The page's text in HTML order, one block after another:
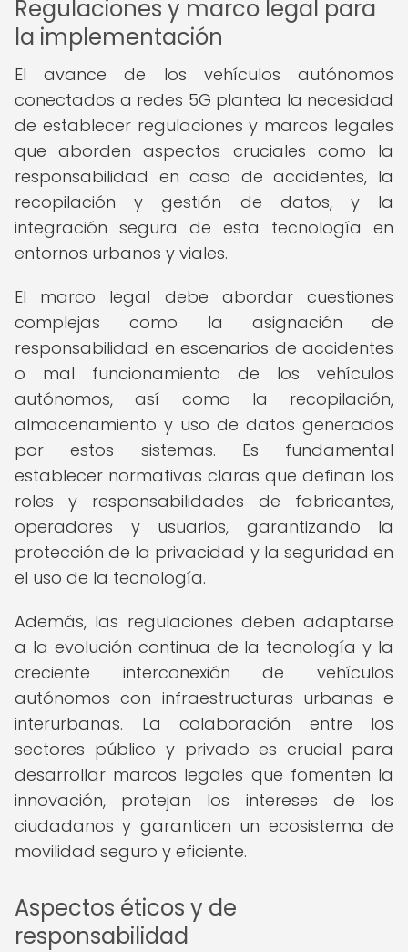
Regulaciones y marco legal para
la implementación
El avance de los vehículos autónomos
conectados a redes 5G plantea la necesidad
de establecer regulaciones y marcos legales
que aborden aspectos cruciales como la
responsabilidad en caso de accidentes, la
recopilación y gestión de datos, y la
integración segura de esta tecnología en
entornos urbanos y viales.
El marco legal debe abordar cuestiones
complejas como la asignación de
responsabilidad en escenarios de accidentes
o mal funcionamiento de los vehículos
autónomos, así como la recopilación,
almacenamiento y uso de datos generados
por estos sistemas. Es fundamental
establecer normativas claras que definan los
roles y responsabilidades de fabricantes,
operadores y usuarios, garantizando la
protección de la privacidad y la seguridad en
el uso de la tecnología.
Además, las regulaciones deben adaptarse
a la evolución continua de la tecnología y la
creciente interconexión de vehículos
autónomos con infraestructuras urbanas e
interurbanas. La colaboración entre los
sectores público y privado es crucial para
desarrollar marcos legales que fomenten la
innovación, protejan los intereses de los
ciudadanos y garanticen un ecosistema de
movilidad seguro y eficiente.
Aspectos éticos y de
responsabilidad